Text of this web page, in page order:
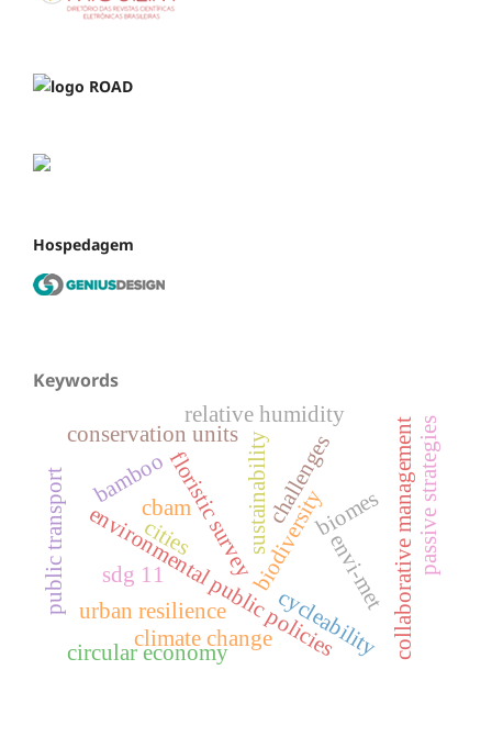
Hospedagem
Keywords
environmental public policies
biodiversitybiomes
floristic survey
conservation units sustainabilitychallenges
urban resilience
sdg 11
relative humidity
envi-met
climate change collaborative management
cities passive strategies
circular economy
cbam
public transport
cycleability
bamboo